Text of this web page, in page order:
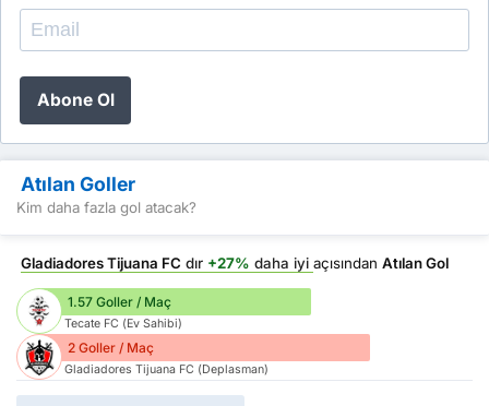
Abone Ol
Atılan Goller
Kim daha fazla gol atacak?
Gladiadores Tijuana FC dır +27% daha iyi açısından Atılan Gol
1.57 Goller / Maç
Tecate FC (Ev Sahibi)
2 Goller / Maç
Gladiadores Tijuana FC (Deplasman)